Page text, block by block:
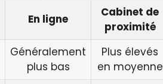
En ligne
Cabinet de
proximité
Généralement
plus bas
Plus élevés
en moyenne